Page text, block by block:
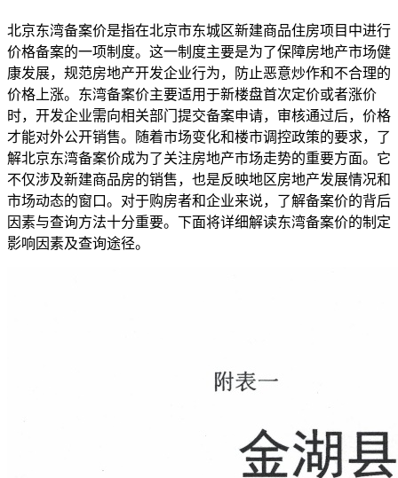
北京东湾备案价是指在北京市东城区新建商品住房项目中进行
价格备案的一项制度。这一制度主要是为了保障房地产市场健
康发展，规范房地产开发企业行为，防止恶意炒作和不合理的
价格上涨。东湾备案价主要适用于新楼盘首次定价或者涨价
时，开发企业需向相关部门提交备案申请，审核通过后，价格
才能对外公开销售。随着市场变化和楼市调控政策的要求，了
解北京东湾备案价成为了关注房地产市场走势的重要方面。它
不仅涉及新建商品房的销售，也是反映地区房地产发展情况和
市场动态的窗口。对于购房者和企业来说，了解备案价的背后
因素与查询方法十分重要。下面将详细解读东湾备案价的制定
影响因素及查询途径。